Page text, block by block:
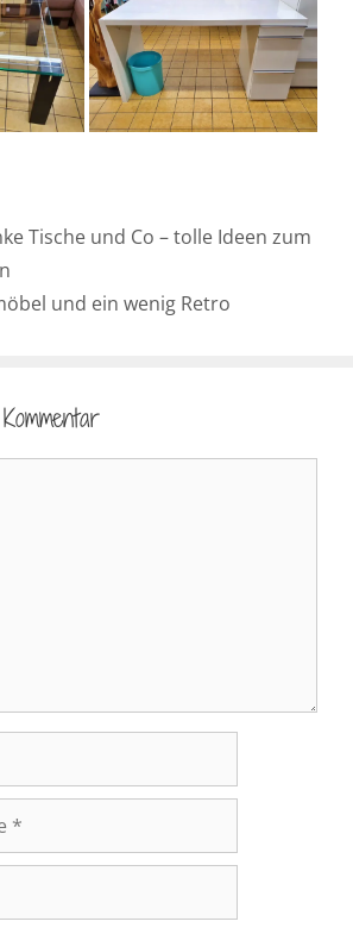
Tische und Co – tolle Ideen zum
und ein wenig Retro